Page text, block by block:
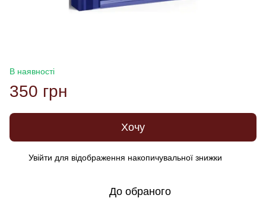
В наявності
350 грн
Хочу
Увійти для відображення накопичувальної знижки
До обраного